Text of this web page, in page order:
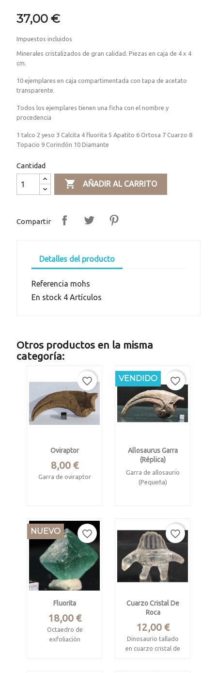
37,00 €
Impuestos incluidos
Minerales cristalizados de gran calidad. Piezas en caja de 4 x 4
cm.
10 ejemplares en caja compartimentada con tapa de acetato
transparente.
Todos los ejemplares tienen una ficha con el nombre y
procedencia
1 talco 2 yeso 3 Calcita 4 fluorita 5 Apatito 6 Ortosa 7 Cuarzo 8
Topacio 9 Corindón 10 Diamante
Cantidad
 AÑADIR AL CARRITO
Compartir
Detalles del producto
Referencia mohs
En stock 4 Artículos
Otros productos en la misma
categoría:
Oviraptor
Precio
8,00 €
Garra de oviraptor
Original Cretácico,
Asia.
Mide 13 x 5 cm.
favorite_border
Allosaurus Garra
(réplica)
Garra de allosaurio
(Pequeña)
Réplica realizada en
resina de
poliuretano.
Mide 14.5 x 6 x 2.7
cm.
VENDIDO favorite_border
Fluorita
Precio
18,00 €
Octaedro de
exfoliación
NUEVO favorite_border
Cuarzo Cristal De
Roca
Precio
12,00 €
Dinosaurio tallado
en cuarzo cristal de
favorite_border